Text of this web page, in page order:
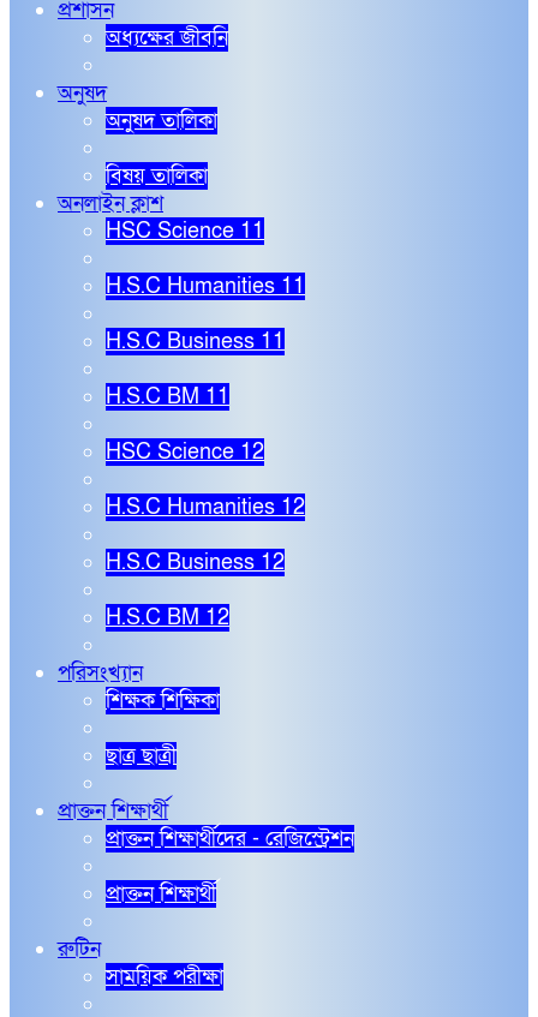
প্রশাসন
অধ্যক্ষের জীবনি
অনুষদ
অনুষদ তালিকা
বিষয় তালিকা
অনলাইন ক্লাশ
HSC Science 11
H.S.C Humanities 11
H.S.C Business 11
H.S.C BM 11
HSC Science 12
H.S.C Humanities 12
H.S.C Business 12
H.S.C BM 12
পরিসংখ্যান
শিক্ষক শিক্ষিকা
ছাত্র ছাত্রী
প্রাক্তন শিক্ষার্থী
প্রাক্তন শিক্ষার্থীদের - রেজিস্ট্রেশন
প্রাক্তন শিক্ষার্থী
রুটিন
সাময়িক পরীক্ষা